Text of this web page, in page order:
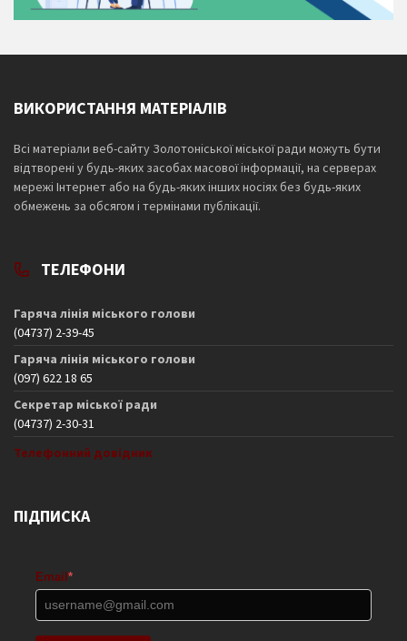
ВИКОРИСТАННЯ МАТЕРІАЛІВ
Всі матеріали веб-сайту Золотоніської міської ради можуть бути
відтворені у будь-яких засобах масової інформації, на серверах
мережі Інтернет або на будь-яких інших носіях без будь-яких
обмежень за обсягом і термінами публікації.
ТЕЛЕФОНИ
Гаряча лінія міського голови
(04737) 2-39-45
Гаряча лінія міського голови
(097) 622 18 65
Секретар міської ради
(04737) 2-30-31
Телефонний довідник
ПІДПИСКА
Email *